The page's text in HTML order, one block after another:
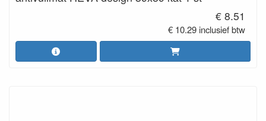
€ 8.51
€ 10.29 inclusief btw